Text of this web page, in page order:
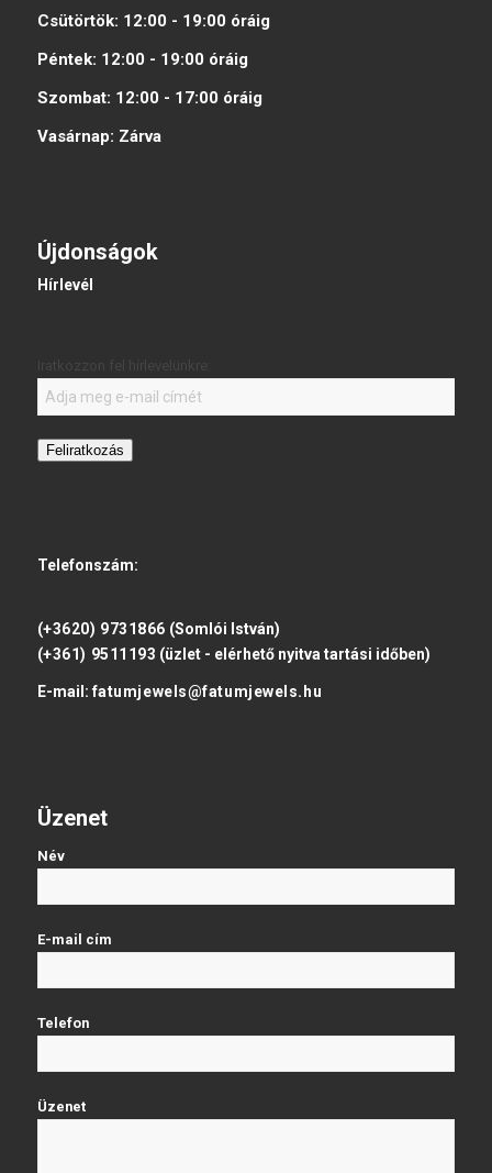
Csütörtök: 12:00 - 19:00 óráig
Péntek: 12:00 - 19:00 óráig
Szombat: 12:00 - 17:00 óráig
Vasárnap: Zárva
Újdonságok
Hírlevél
Feliratkozás
Telefonszám:
(+3620) 9731866 (Somlói István)
(+361) 9511193 (üzlet - elérhető nyitva tartási időben)
E-mail: fatumjewels@fatumjewels.hu
Üzenet
Név
E-mail cím
Telefon
Üzenet